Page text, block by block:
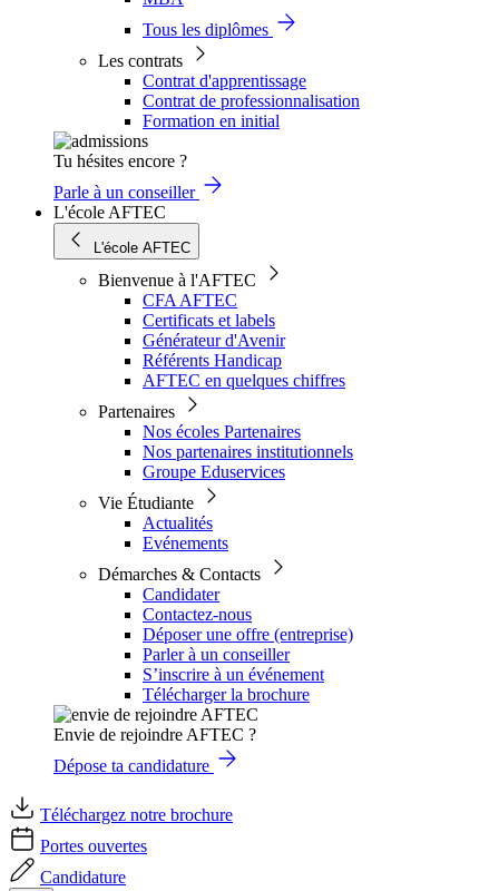
Tous les diplômes
Les contrats
Contrat d'apprentissage
Contrat de professionnalisation
Formation en initial
Tu hésites encore ?
Parle à un conseiller
L'école AFTEC
L'école AFTEC
Bienvenue à l'AFTEC
CFA AFTEC
Certificats et labels
Générateur d'Avenir
Référents Handicap
AFTEC en quelques chiffres
Partenaires
Nos écoles Partenaires
Nos partenaires institutionnels
Groupe Eduservices
Vie Étudiante
Actualités
Evénements
Démarches & Contacts
Candidater
Contactez-nous
Déposer une offre (entreprise)
Parler à un conseiller
S’inscrire à un événement
Télécharger la brochure
Envie de rejoindre AFTEC ?
Dépose ta candidature
Téléchargez notre brochure
Portes ouvertes
Candidature